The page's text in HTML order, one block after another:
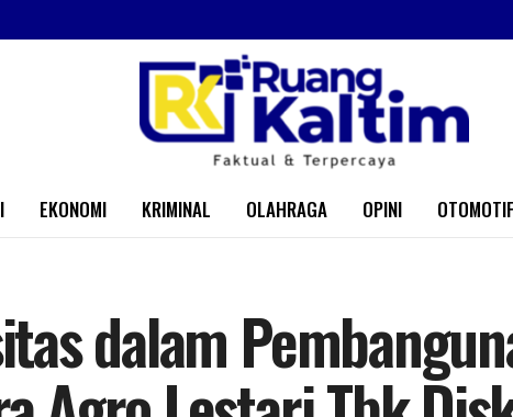
EKONOMI KRIMINAL OLAHRAGA OPINI OTOMOTIF
dalam